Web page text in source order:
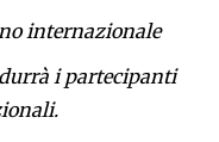
internazionale
i partecipanti